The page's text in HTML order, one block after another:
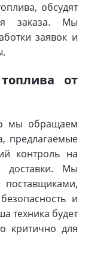
обсудят
заказа. Мы
заявок и
от
мы обращаем
предлагаемые
контроль на
доставки. Мы
и
техника будет
критично для